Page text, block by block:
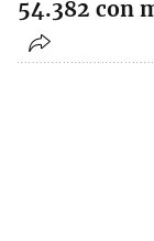
54.382 con